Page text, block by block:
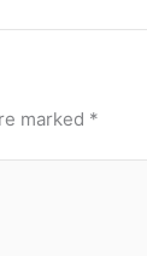
marked *